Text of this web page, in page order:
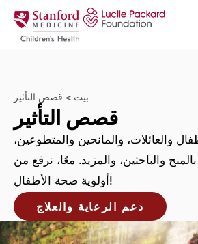
انتقل إلى المحتوى
بيت > قصص التأثير
قصص التأثير
والعائلات، والمانحين والمتطوعين،
والباحثين، والمزيد. معًا، نرفع من
أولوية صحة الأطفال!
دعم الرعاية والعلاج